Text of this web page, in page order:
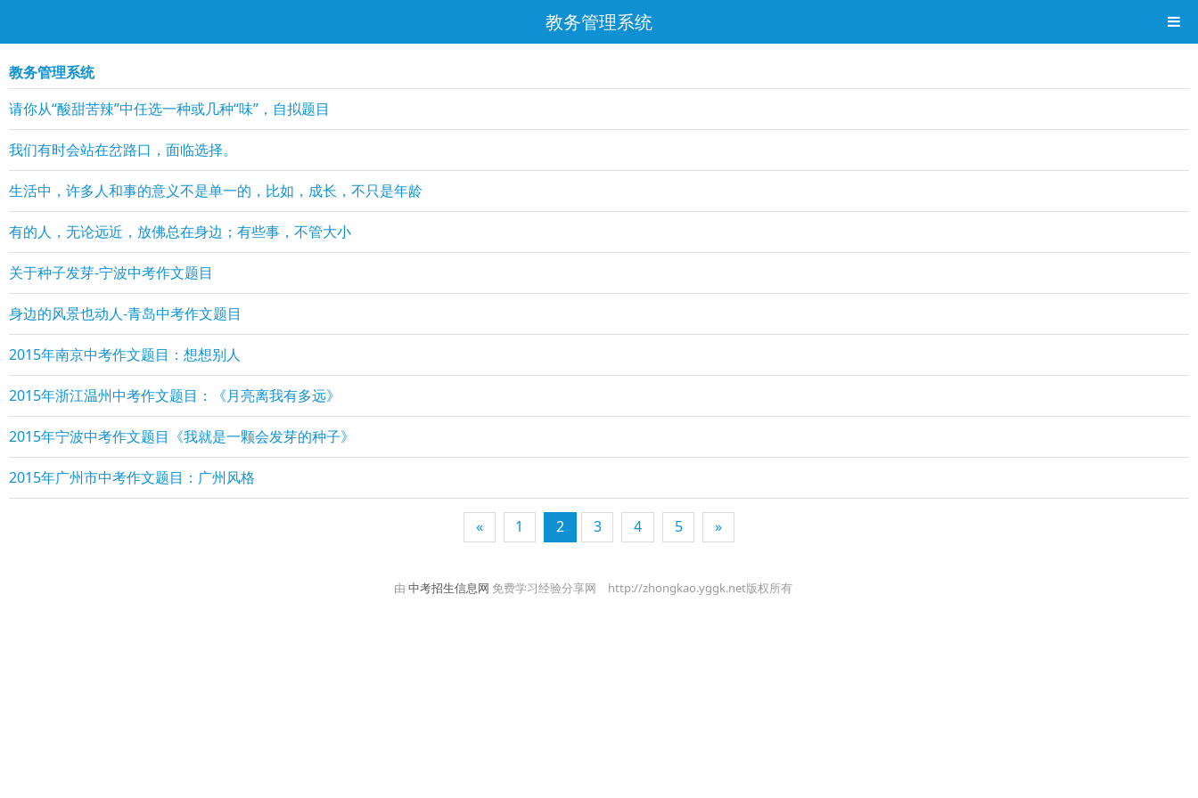
教务管理系统
教务管理系统
请你从“酸甜苦辣”中任选一种或几种“味”，自拟题目
我们有时会站在岔路口，面临选择。
生活中，许多人和事的意义不是单一的，比如，成长，不只是年龄
有的人，无论远近，放佛总在身边；有些事，不管大小
关于种子发芽-宁波中考作文题目
身边的风景也动人-青岛中考作文题目
2015年南京中考作文题目：想想别人
2015年浙江温州中考作文题目：《月亮离我有多远》
2015年宁波中考作文题目《我就是一颗会发芽的种子》
2015年广州市中考作文题目：广州风格
« 1 2 3 4 5 »
由 中考招生信息网 免费学习经验分享网 http://zhongkao.yggk.net版权所有